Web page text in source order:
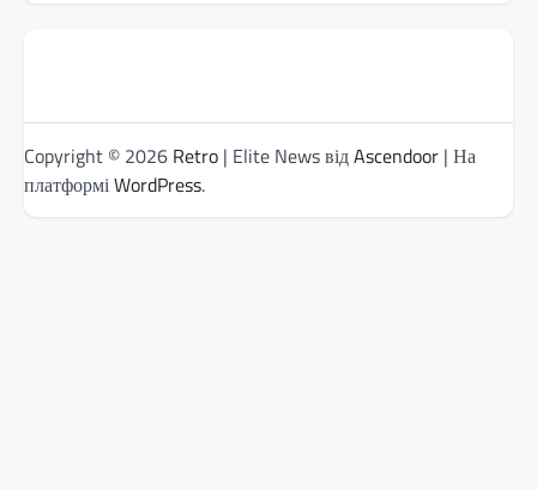
Copyright © 2026 Retro | Elite News відAscendoor | На
платформіWordPress.